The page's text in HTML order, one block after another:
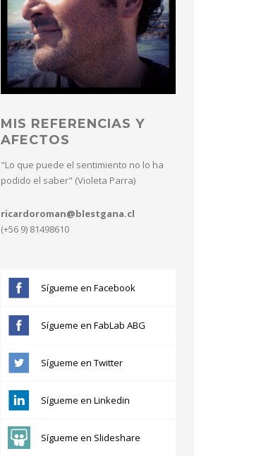
MIS REFERENCIAS Y
AFECTOS
"Lo que puede el sentimiento no lo ha
podido el saber" (Violeta Parra)
ricardoroman@blestgana.cl
(+56 9) 81498610
Sígueme en Facebook
Sígueme en FabLab ABG
Sígueme en Twitter
Sígueme en Linkedin
Sígueme en Slideshare